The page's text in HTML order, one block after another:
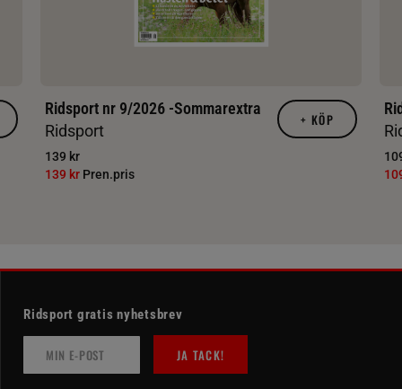
Ridsport nr 9/2026 -Sommarextra
Ridsport
139 kr
139 kr Pren.pris
+ KÖP
Ridsport gratis nyhetsbrev
JA TACK!